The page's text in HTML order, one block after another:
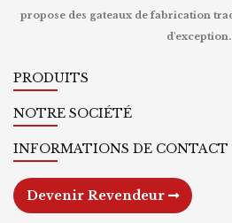
propose des gateaux de fabrication
d'exception.
PRODUITS
NOTRE SOCIÉTÉ
INFORMATIONS DE CONTACT
Devenir Revendeur